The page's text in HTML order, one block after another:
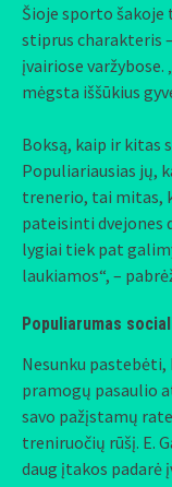
Šioje sporto šakoje
stiprus charakteris
įvairiose
mėgsta iššūkius
Boksą, kaip ir kitas
Populiariausias jų,
trenerio, tai mitas,
pateisinti dvejones
lygiai tiek pat
laukiamos“, –
Populiarumas
Nesunku pastebėti,
pramogų pasaulio
savo pažįstamų
treniruočių rūšį. E.
daug įtakos